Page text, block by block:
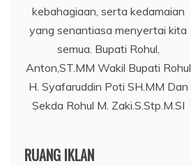
kebahagiaan, serta kedamaian
yang senantiasa menyertai kita
semua. Bupati Rohul,
Anton,ST.MM Wakil Bupati Rohul
H. Syafaruddin Poti SH.MM Dan
Sekda Rohul M. Zaki.S.Stp.M.SI
RUANG IKLAN